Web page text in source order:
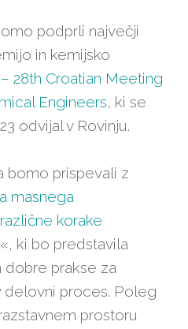
podprli največji
in kemijsko
28th Croatian Meeting
Engineers, ki se
odvijal v Rovinju.
bomo prispevali z
masnega
korake
«, ki bo predstavila
dobre prakse za
delovni proces. Poleg
prostoru